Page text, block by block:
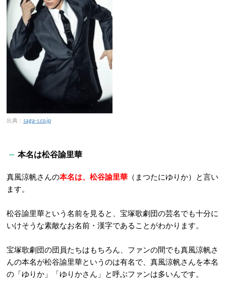
出典： saga-s.co.jp
本名は松谷諭里華
真風涼帆さんの本名は、松谷諭里華 （まつたにゆりか）と言い
ます。
松谷諭里華という名前を見ると、宝塚歌劇団の芸名でも十分に
いけそうな素敵なお名前・漢字であることがわかります。
宝塚歌劇団の団員たちはもちろん、ファンの間でも真風涼帆さ
んの本名が松谷諭里華というのは有名で、真風涼帆さんを本名
の「ゆりか」「ゆりかさん」と呼ぶファンは多いんです。